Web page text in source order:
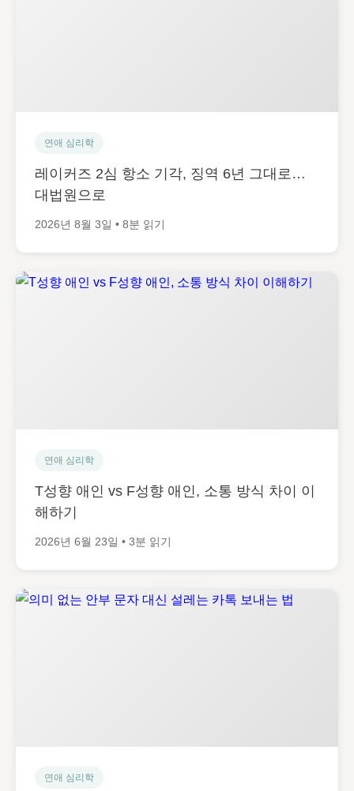
연애 심리학
레이커즈 2심 항소 기각, 징역 6년 그대로…
대법원으로
2026년 8월 3일 • 8분 읽기
연애 심리학
T성향 애인 vs F성향 애인, 소통 방식 차이 이
해하기
2026년 6월 23일 • 3분 읽기
연애 심리학